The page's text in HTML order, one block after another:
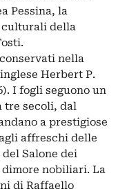
Pessina, la
culturali della
nella
Herbert P.
I fogli seguono un
tre secoli, dal
a prestigiose
affreschi delle
Salone dei
nobiliari. La
di Raffaello